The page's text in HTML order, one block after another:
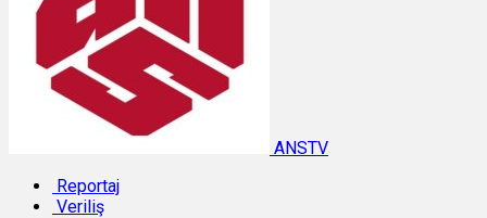
ANSTV
Reportaj
Veriliş